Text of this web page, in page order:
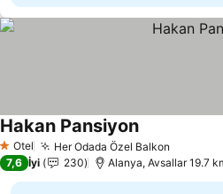
1 Yıldız
Otel Her Odada Özel Balkon
Hakan PansiyonFiyatları
7,6 İyi 230 Alanya, Avsallar 19.7